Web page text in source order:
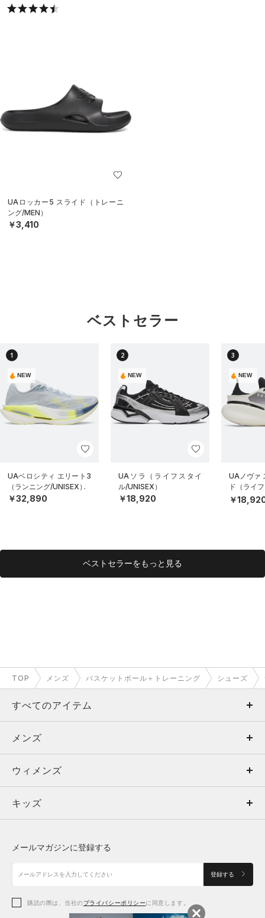
UAロッカー5 スライド（トレーニ
ング/MEN）
￥3,410
ベストセラー
1
NEW
UAベロシティ エリート3
（ランニング/UNISEX）
￥32,890
2
NEW
UAソラ（ライフスタイ
ル/UNISEX）
￥18,920
3
NEW
UAノヴァ
ド（ライ
EX）
￥
ベストセラーをもっと見る
TOP メンズ バスケットボール＋トレーニング シューズ
すべてのアイテム
メンズ
ウィメンズ
キッズ
アクセサリー
メンズ
トップス
ボトムス
アクセサリー
ウィメンズ
トップス
シューズ
アクセサリー
キッズ
シューズ
メールマガジンに登録する
登録する
購読の際は、当社のプライバシーポリシーに同意します。